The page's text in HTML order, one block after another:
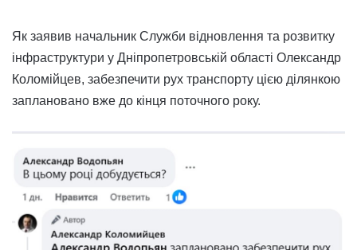
Як заявив начальник Служби відновлення та розвитку
інфраструктури у Дніпропетровській області Олександр
Коломійцев, забезпечити рух транспорту цією ділянкою
заплановано вже до кінця поточного року.